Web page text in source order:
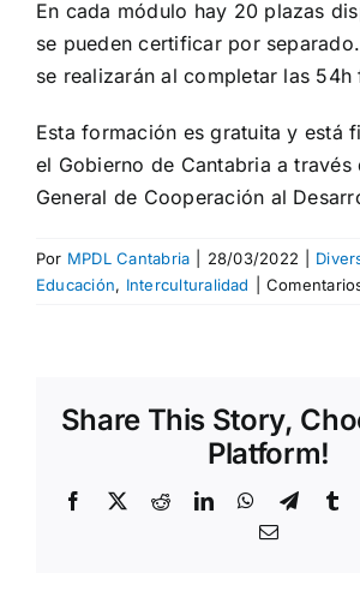
En cada módulo hay 20 plazas
se pueden certificar por
se realizarán al completar las 54h
Esta formación es gratuita y está
el Gobierno de Cantabria a
General de Cooperación al
Por MPDL Cantabria 28/03/2022
Educación, Interculturalidad
Share This Story,
Platform!
Facebook
X RedditLinkedInWhatsApp
Correo